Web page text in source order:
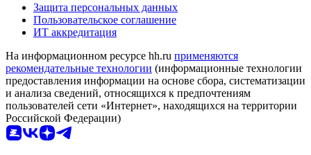
Защита персональных данных
Пользовательское соглашение
ИТ аккредитация
На информационном ресурсе hh.ru применяются
рекомендательные технологии (информационные технологии
предоставления информации на основе сбора, систематизации
и анализа сведений, относящихся к предпочтениям
пользователей сети «Интернет», находящихся на территории
Российской Федерации)